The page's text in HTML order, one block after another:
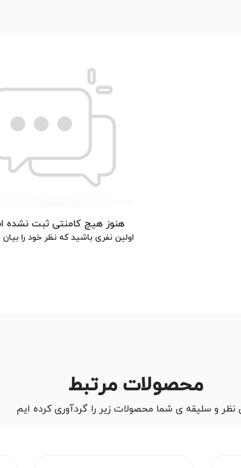
هنوز هیچ کامنتی ثبت نشده
اولین نفری باشید که نظر خود را
محصولات مرتبط
نظر و سلیقه ی شما محصولات زیر را گردآوری کرده ایم